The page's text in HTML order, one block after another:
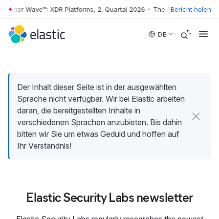
Skip to main content
Wave™: XDR Platforms, 2. Quartal 2026 • The Forrester Wave™:
Bericht holen
DE
Der Inhalt dieser Seite ist in der ausgewählten
Sprache nicht verfügbar. Wir bei Elastic arbeiten
daran, die bereitgestellten Inhalte in
verschiedenen Sprachen anzubieten. Bis dahin
bitten wir Sie um etwas Geduld und hoffen auf
Ihr Verständnis!
Elastic Security Labs newsletter